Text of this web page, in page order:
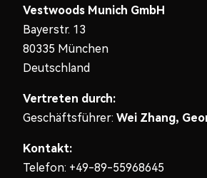
Vestwoods Munich GmbH
Bayerstr. 13
80335 München
Deutschland
Vertreten durch:
Geschäftsführer: Wei Zhang,
Kontakt:
Telefon: +49-89-55968645